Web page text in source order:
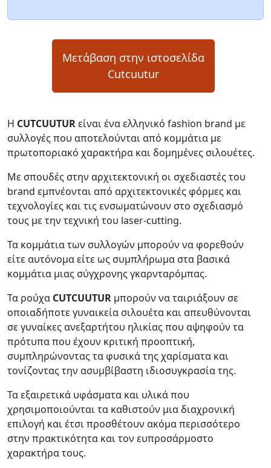
Μετάβαση στην ιστοσελίδα
Cutcuutur
Η CUTCUUTURείναι ένα ελληνικό fashiοn brand με
συλλογές που αποτελούνται από κομμάτια με
πρωτοποριακό χαρακτήρα και δομημένες σιλουέτες.
Με σπουδές στην αρχιτεκτονική οι σχεδιαστές του
brand εμπνέονται από αρχιτεκτονικές φόρμες και
τεχνολογίες και τις ενσωματώνουν στο σχεδιασμό
τους με την τεχνική του laser-cutting.
Τα κομμάτια των συλλογών μπορούν να φορεθούν
είτε αυτόνομα είτε ως συμπλήρωμα στα βασικά
κομμάτια μιας σύγχρονης γκαρνταρόμπας.
Τα ρούχα CUTCUUTUR μπορούν να ταιριάξουν σε
οποιαδήποτε γυναικεία σιλουέτα και απευθύνονται
σε γυναίκες ανεξαρτήτου ηλικίας που αψηφούν τα
πρότυπα που έχουν κριτική προοπτική,
συμπληρώνοντας τα φυσικά της χαρίσματα και
τονίζοντας την ασυμβίβαστη ιδιοσυγκρασία της.
Τα εξαιρετικά υφάσματα και υλικά που
χρησιμοποιούνται τα καθιστούν μια διαχρονική
επιλογή και έτσι προσθέτουν ακόμα περισσότερο
στην πρακτικότητα και τον ευπροσάρμοστο
χαρακτήρα τους.